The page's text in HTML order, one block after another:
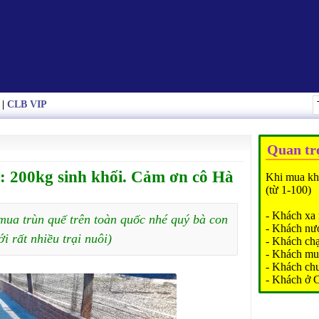
CLB VIP
200kg sinh khối. Cảm ơn cô Hà
trùn quế trên toàn quốc nhé quý bà con
rất nhiều trại nuôi)
Quan
Khi mua
(từ 1-100)
- Khách xa
- Khách
- Khách
- Khách
- Khách
- Khách ở